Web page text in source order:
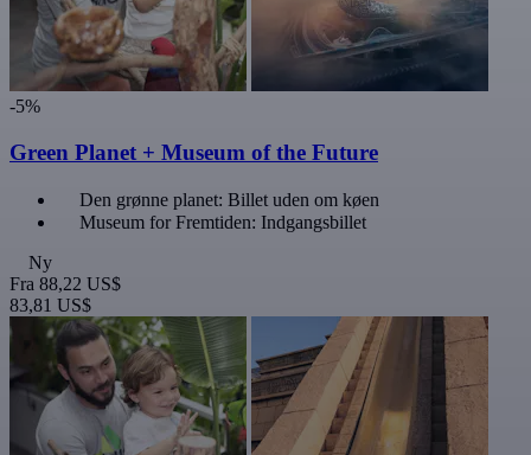
-5%
Green Planet + Museum of the Future
Den grønne planet: Billet uden om køen
Museum for Fremtiden: Indgangsbillet
Ny
Fra 88,22 US$
83,81 US$